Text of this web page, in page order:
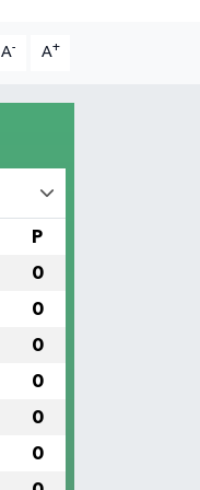
A- A+
P
0
0
0
0
0
0